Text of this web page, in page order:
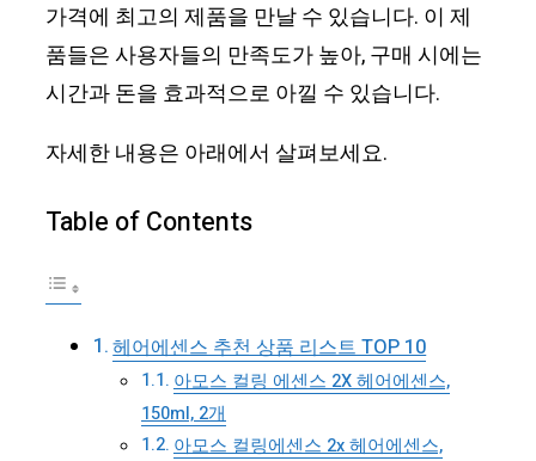
가격에 최고의 제품을 만날 수 있습니다. 이 제
품들은 사용자들의 만족도가 높아, 구매 시에는
시간과 돈을 효과적으로 아낄 수 있습니다.
자세한 내용은 아래에서 살펴보세요.
Table of Contents
헤어에센스 추천 상품 리스트 TOP 10
아모스 컬링 에센스 2X 헤어에센스,
150ml, 2개
아모스 컬링에센스 2x 헤어에센스,